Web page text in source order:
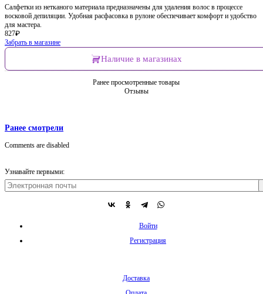
Салфетки из нетканого материала предназначены для удаления волос в процессе
восковой депиляции. Удобная расфасовка в рулоне обеспечивает комфорт и удобство
для мастера.
827₽
Забрать в магазине
Наличие в магазинах
Ранее просмотренные товары
Отзывы
Ранее смотрели
Comments are disabled
Узнавайте первыми:
Войти
Регистрация
Доставка